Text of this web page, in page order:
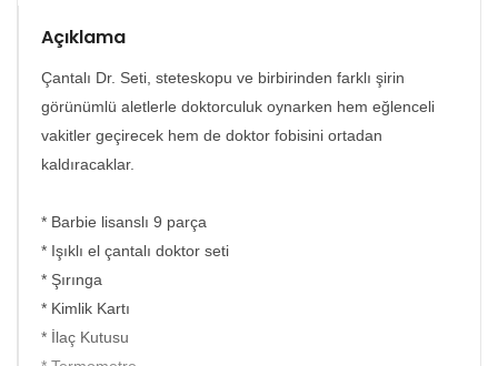
Açıklama
Çantalı Dr. Seti, steteskopu ve birbirinden farklı şirin
görünümlü aletlerle doktorculuk oynarken hem eğlenceli
vakitler geçirecek hem de doktor fobisini ortadan
kaldıracaklar.
* Barbie lisanslı 9 parça
* Işıklı el çantalı doktor seti
* Şırınga
* Kimlik Kartı
* İlaç Kutusu